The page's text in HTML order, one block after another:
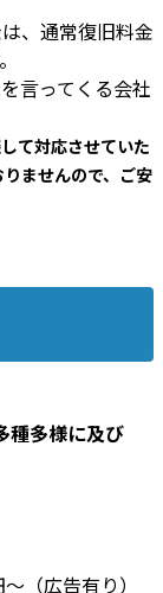
、通常復旧料金
言ってくる会社
て対応させていた
ませんので、ご安
種多様に及び
（広告有り）